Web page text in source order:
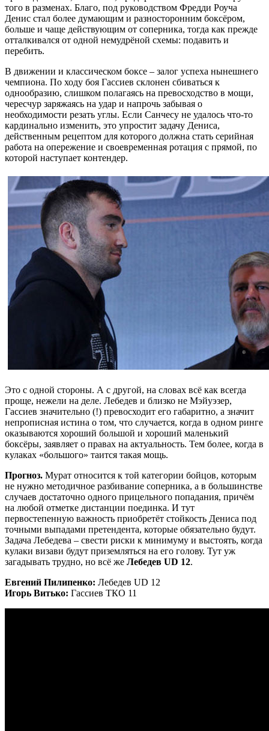
того в разменах. Благо, под руководством Фредди Роуча
Денис стал более думающим и разносторонним боксёром,
больше и чаще действующим от соперника, тогда как прежде
отталкивался от одной немудрёной схемы: подавить и
перебить.
В движении и классическом боксе – залог успеха нынешнего
чемпиона. По ходу боя Гассиев склонен сбиваться к
однообразию, слишком полагаясь на превосходство в мощи,
чересчур заряжаясь на удар и напрочь забывая о
необходимости резать углы. Если Санчесу не удалось что-то
кардинально изменить, это упростит задачу Дениса,
действенным рецептом для которого должна стать серийная
работа на опережение и своевременная ротация с прямой, по
которой наступает контендер.
Это с одной стороны. А с другой, на словах всё как всегда
проще, нежели на деле. Лебедев и близко не Мэйуэзер,
Гассиев значительно (!) превосходит его габаритно, а значит
непрописная истина о том, что случается, когда в одном ринге
оказываются хороший большой и хороший маленький
боксёры, заявляет о правах на актуальность. Тем более, когда в
кулаках «большого» таится такая мощь.
Прогноз. Мурат относится к той категории бойцов, которым
не нужно методичное разбивание соперника, а в большинстве
случаев достаточно одного прицельного попадания, причём
на любой отметке дистанции поединка. И тут
первостепенную важность приобретёт стойкость Дениса под
точными выпадами претендента, которые обязательно будут.
Задача Лебедева – свести риски к минимуму и выстоять, когда
кулаки визави будут приземляться на его голову. Тут уж
загадывать трудно, но всё же Лебедев UD 12.
Евгений Пилипенко: Лебедев UD 12
Игорь Витько: Гассиев ТКО 11